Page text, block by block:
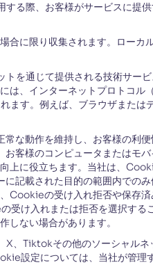
る際、お客様がサービスに提
合に限り収集されます。ロー
を通じて提供される技術サー
は、インターネットプロトコ
ます。例えば、ブラウザまた
な動作を維持し、お客様の利
客様のコンピュータまたはモ
上に役立ちます。当社は、
記載された目的の範囲内での
Cookieの受け入れ拒否や保存
け入れまたは拒否を選択す
しない場合があります。
、Tiktokその他のソーシャルネ
設定については、当社が管